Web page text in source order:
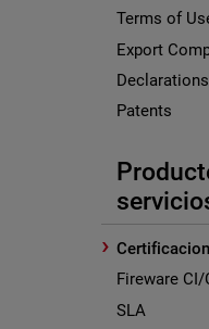
Terms of
Export
Patents
›
Fireware
SLA